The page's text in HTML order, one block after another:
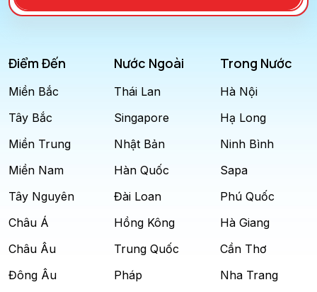
Điểm Đến
Miền Bắc
Tây Bắc
Miền Trung
Miền Nam
Tây Nguyên
Châu Á
Châu Âu
Đông Âu
Nước Ngoài
Thái Lan
Singapore
Nhật Bản
Hàn Quốc
Đài Loan
Hồng Kông
Trung Quốc
Pháp
Trong Nước
Hà Nội
Hạ Long
Ninh Bình
Sapa
Phú Quốc
Hà Giang
Cần Thơ
Nha Trang